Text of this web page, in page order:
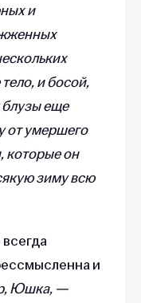
и
и босой,
еще
от умершего
которые он
зиму всю
и
Юшка, —